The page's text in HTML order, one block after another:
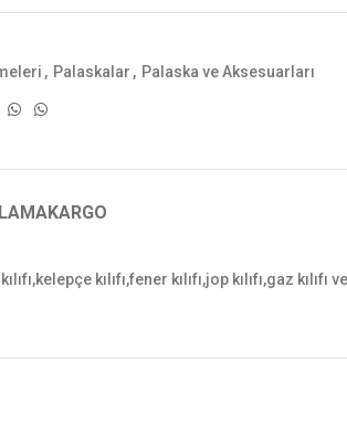
, Palaskalar , Palaska ve Aksesuarları
KARGO
kılıfı,fener kılıfı,jop kılıfı,gaz kılıfı